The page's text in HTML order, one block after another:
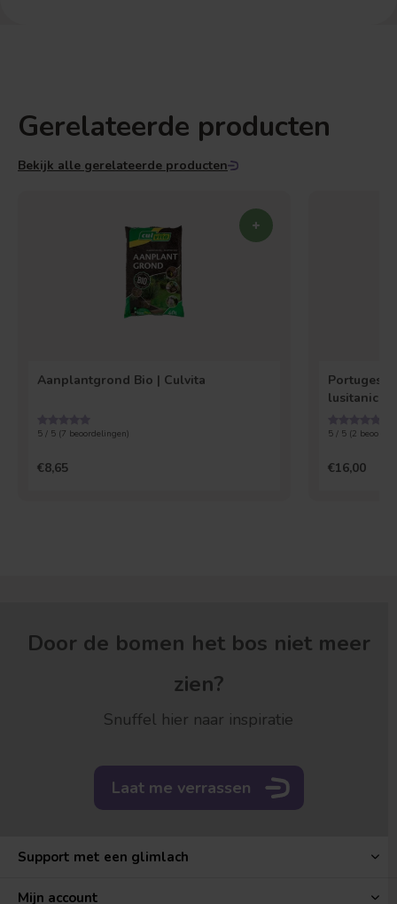
Gerelateerde producten
Bekijk alle gerelateerde producten
Aanplantgrond Bio | Culvita
5 / 5 (7 beoordelingen)
€8,65
Portugese
lusitanica
5 / 5 (2
€16,00
Door de bomen het bos niet meer
zien?
Snuffel hier naar inspiratie
Laat me verrassen
Support met een glimlach
Mijn account